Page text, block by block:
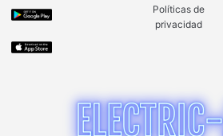
Políticas de
privacidad